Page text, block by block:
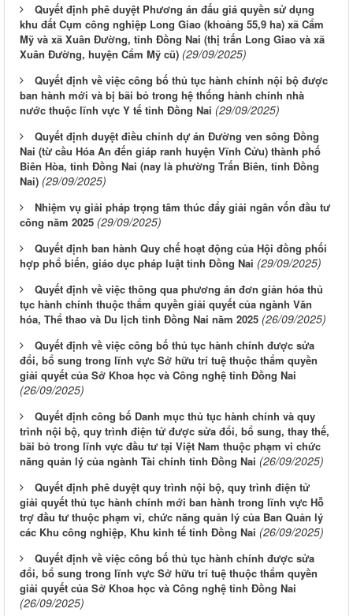
Quyết định phê duyệt Phương án đấu giá quyền sử dụng
khu đất Cụm công nghiệp Long Giao (khoảng 55,9 ha) xã Cẩm
Mỹ và xã Xuân Đường, tỉnh Đồng Nai (thị trấn Long Giao và xã
Xuân Đường, huyện Cẩm Mỹ cũ) (29/09/2025)
Quyết định về việc công bố thủ tục hành chính nội bộ được
ban hành mới và bị bãi bỏ trong hệ thống hành chính nhà
nước thuộc lĩnh vực Y tế tỉnh Đồng Nai (29/09/2025)
Quyết định duyệt điều chỉnh dự án Đường ven sông Đồng
Nai (từ cầu Hóa An đến giáp ranh huyện Vĩnh Cửu) thành phố
Biên Hòa, tỉnh Đồng Nai (nay là phường Trấn Biên, tỉnh Đồng
Nai) (29/09/2025)
Nhiệm vụ giải pháp trọng tâm thúc đẩy giải ngân vốn đầu tư
công năm 2025 (29/09/2025)
Quyết định ban hành Quy chế hoạt động của Hội đồng phối
hợp phổ biến, giáo dục pháp luật tỉnh Đồng Nai (29/09/2025)
Quyết định về việc thông qua phương án đơn giản hóa thủ
tục hành chính thuộc thẩm quyền giải quyết của ngành Văn
hóa, Thể thao và Du lịch tỉnh Đồng Nai năm 2025 (26/09/2025)
Quyết định về việc công bố thủ tục hành chính được sửa
đổi, bổ sung trong lĩnh vực Sở hữu trí tuệ thuộc thẩm quyền
giải quyết của Sở Khoa học và Công nghệ tỉnh Đồng Nai
(26/09/2025)
Quyết định công bố Danh mục thủ tục hành chính và quy
trình nội bộ, quy trình điện tử được sửa đổi, bổ sung, thay thế,
bãi bỏ trong lĩnh vực đầu tư tại Việt Nam thuộc phạm vi chức
năng quản lý của ngành Tài chính tỉnh Đồng Nai (26/09/2025)
Quyết định phê duyệt quy trình nội bộ, quy trình điện tử
giải quyết thủ tục hành chính mới ban hành trong lĩnh vực Hỗ
trợ đầu tư thuộc phạm vi, chức năng quản lý của Ban Quản lý
các Khu công nghiệp, Khu kinh tế tỉnh Đồng Nai (26/09/2025)
Quyết định về việc công bố thủ tục hành chính được sửa
đổi, bổ sung trong lĩnh vực Sở hữu trí tuệ thuộc thẩm quyền
giải quyết của Sở Khoa học và Công nghệ tỉnh Đồng Nai
(26/09/2025)